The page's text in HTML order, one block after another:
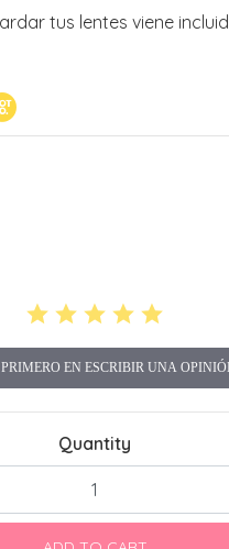
tus lentes viene
EN ESCRIBIR UNA
Quantity